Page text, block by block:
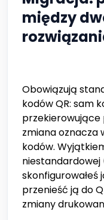
między
Obowiązują
kodów QR: sam
zmiana oznacza
kodów.
skonfigurowałeś
przenieść ją do
zmiany